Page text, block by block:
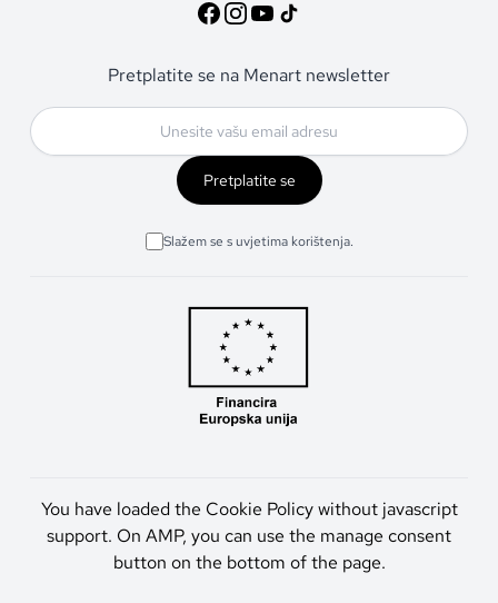
Pretplatite se na Menart newsletter
Pretplatite se
Slažem se s uvjetima korištenja.
You have loaded the Cookie Policy without javascript
support. On AMP, you can use the manage consent
button on the bottom of the page.